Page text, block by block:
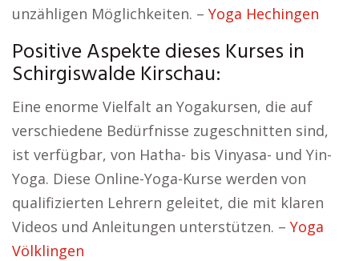
unzähligen Möglichkeiten. – Yoga Hechingen
Positive Aspekte dieses Kurses in
Schirgiswalde Kirschau:
Eine enorme Vielfalt an Yogakursen, die auf
verschiedene Bedürfnisse zugeschnitten sind,
ist verfügbar, von Hatha- bis Vinyasa- und Yin-
Yoga. Diese Online-Yoga-Kurse werden von
qualifizierten Lehrern geleitet, die mit klaren
Videos und Anleitungen unterstützen. – Yoga
Völklingen